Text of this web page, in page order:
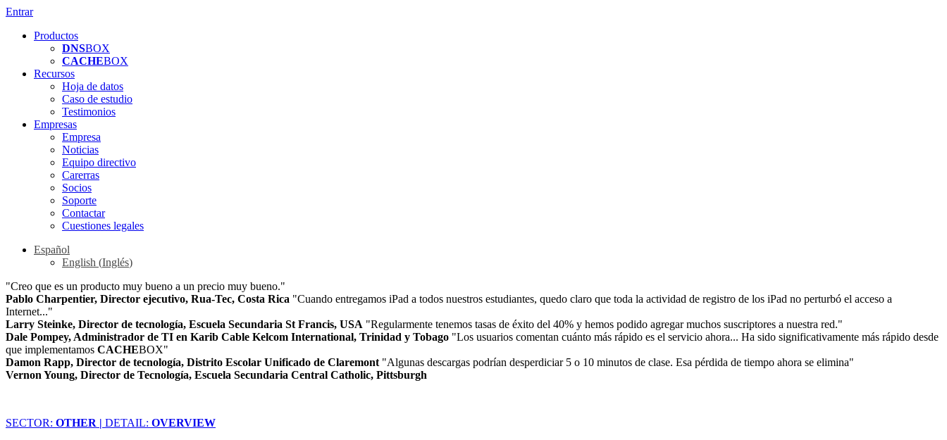
Entrar
Productos
DNSBOX
CACHEBOX
Recursos
Hoja de datos
Caso de estudio
Testimonios
Empresas
Empresa
Noticias
Equipo directivo
Carerras
Socios
Soporte
Contactar
Cuestiones legales
Español
English (Inglés)
"Creo que es un producto muy bueno a un precio muy bueno."
Pablo Charpentier, Director ejecutivo, Rua-Tec, Costa Rica "Cuando entregamos iPad a todos nuestros estudiantes, quedo claro que toda la actividad de registro de los iPad no perturbó el acceso a
Internet..."
Larry Steinke, Director de tecnología, Escuela Secundaria St Francis, USA "Regularmente tenemos tasas de éxito del 40% y hemos podido agregar muchos suscriptores a nuestra red."
Dale Pompey, Administrador de TI en Karib Cable Kelcom International, Trinidad y Tobago "Los usuarios comentan cuánto más rápido es el servicio ahora... Ha sido significativamente más rápido desde
que implementamos CACHEBOX"
Damon Rapp, Director de tecnología, Distrito Escolar Unificado de Claremont "Algunas descargas podrían desperdiciar 5 o 10 minutos de clase. Esa pérdida de tiempo ahora se elimina"
Vernon Young, Director de Tecnología, Escuela Secundaria Central Catholic, Pittsburgh
SECTOR: OTHER | DETAIL: OVERVIEW